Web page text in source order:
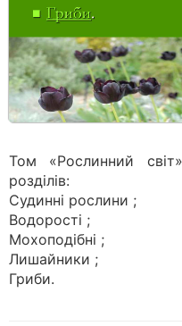
Том «Рослинний
розділів:
Судинні рослини ;
Водорості ;
Мохоподібні ;
Лишайники ;
Гриби.